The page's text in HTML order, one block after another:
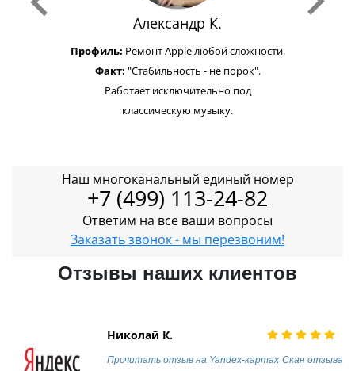
Александр К.
Профиль: Ремонт Apple любой сложности.
Факт: "Стабильность - не порок".
Работает исключительно под
классическую музыку.
Наш многоканальный единый номер
+7 (499) 113-24-82
Ответим на все ваши вопросы
Заказать звонок - мы перезвоним!
Отзывы наших клиентов
Николай К.
Прочитать отзыв на Yandex-картах Скан отзыва